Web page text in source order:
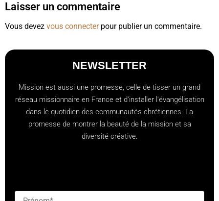
Laisser un commentaire
Vous devez vous connecterpour publier un commentaire.
NEWSLETTER
Mission est aussi une promesse, celle de tisser un grand
réseau missionnaire en France et d’installer l’évangélisation
dans le quotidien des communautés chrétiennes. La
promesse de montrer la beauté de la mission et sa
diversité créative.